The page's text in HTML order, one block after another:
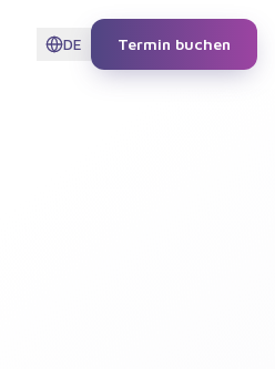
DE Termin buchen